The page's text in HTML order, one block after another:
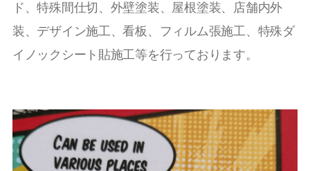
ド、特殊間仕切、外壁塗装、屋根塗装、店舗内外
装、デザイン施工、看板、フィルム張施工、特殊ダ
イノックシート貼施工等を行っております。